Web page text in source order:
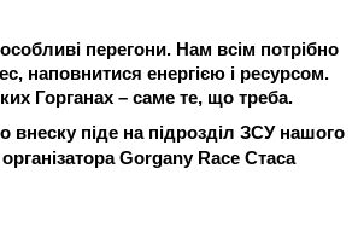
перегони. Нам всім потрібно
наповнитися енергією і ресурсом.
Горганах – саме те, що треба.
внеску піде на підрозділ ЗСУ нашого
Gorgany Race Стаса